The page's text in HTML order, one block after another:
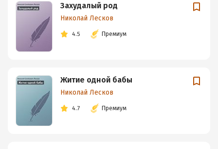
Захудалый род
Николай Лесков
4.5 Премиум
Житие одной бабы
Николай Лесков
4.7 Премиум